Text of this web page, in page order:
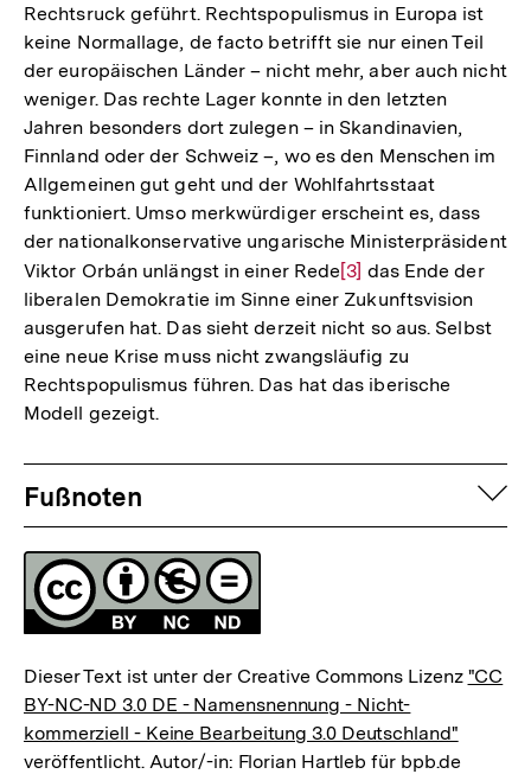
Rechtsruck geführt. Rechtspopulismus in Europa ist
keine Normallage, de facto betrifft sie nur einen Teil
der europäischen Länder – nicht mehr, aber auch nicht
weniger. Das rechte Lager konnte in den letzten
Jahren besonders dort zulegen – in Skandinavien,
Finnland oder der Schweiz –, wo es den Menschen im
Allgemeinen gut geht und der Wohlfahrtsstaat
funktioniert. Umso merkwürdiger erscheint es, dass
der nationalkonservative ungarische Ministerpräsident
Viktor Orbán unlängst in einer RedeZur
Auflösung
der
Fußnote
[3] das Ende der
liberalen Demokratie im Sinne einer Zukunftsvision
ausgerufen hat. Das sieht derzeit nicht so aus. Selbst
eine neue Krise muss nicht zwangsläufig zu
Rechtspopulismus führen. Das hat das iberische
Modell gezeigt.
Fussnoten
Fußnoten
Lizenz
Dieser Text ist unter der Creative Commons Lizenz "CC
BY-NC-ND 3.0 DE - Namensnennung - Nicht-
kommerziell - Keine Bearbeitung 3.0 Deutschland"
veröffentlicht. Autor/-in: Florian Hartleb für bpb.de